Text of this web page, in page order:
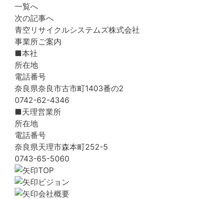
一覧へ
次の記事へ
青空リサイクルシステムズ株式会社
事業所ご案内
■本社
所在地
電話番号
奈良県奈良市古市町1403番の2
0742-62-4346
■天理営業所
所在地
電話番号
奈良県天理市森本町252-5
0743-65-5060
TOP
ビジョン
会社概要